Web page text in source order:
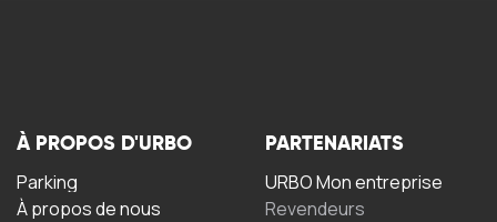
À PROPOS D'URBO
Parking
À propos de nous
PARTENARIATS
URBO Mon entreprise
Revendeurs